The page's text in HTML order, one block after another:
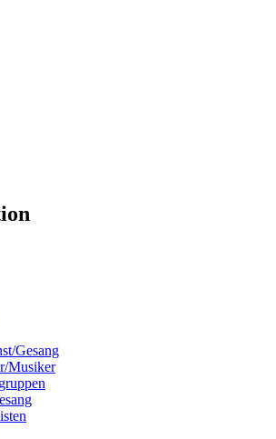
Gesang
Musiker